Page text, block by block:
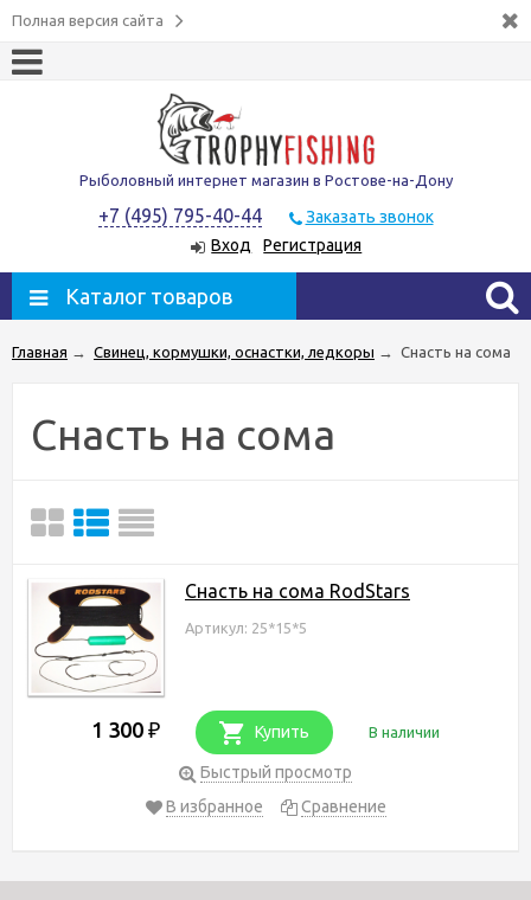
Полная версия сайта
Рыболовный интернет магазин в Ростове-на-Дону
+7 (495) 795-40-44
Заказать звонок
Вход
Регистрация
Каталог товаров
Главная → Свинец, кормушки, оснастки, ледкоры → Снасть на сома
Снасть на сома
Снасть на сома RodStars
Артикул: 25*15*5
1 300 ₽ Купить В наличии
Быстрый просмотр
В избранное
Сравнение